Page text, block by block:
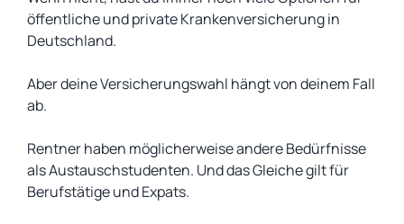
öffentliche und private Krankenversicherung in
Deutschland.
Aber deine Versicherungswahl hängt von deinem Fall
ab.
Rentner haben möglicherweise andere Bedürfnisse
als Austauschstudenten. Und das Gleiche gilt für
Berufstätige und Expats.